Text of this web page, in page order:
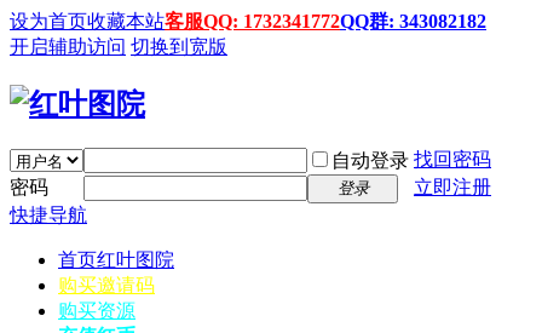
设为首页收藏本站客服QQ: 1732341772QQ群: 343082182
开启辅助访问 切换到宽版
自动登录 找回密码
密码
登录
立即注册
快捷导航
首页红叶图院
购买邀请码
购买资源